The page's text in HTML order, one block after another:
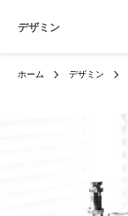
デザミン
ホーム デザミン